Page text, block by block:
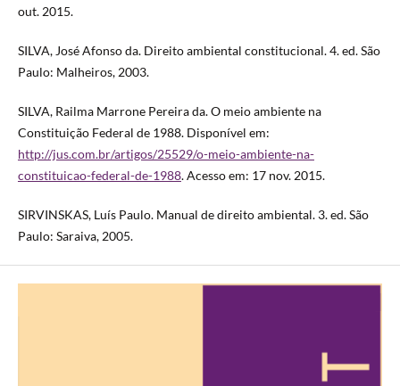
out. 2015.
SILVA, José Afonso da. Direito ambiental constitucional. 4. ed. São
Paulo: Malheiros, 2003.
SILVA, Railma Marrone Pereira da. O meio ambiente na
Constituição Federal de 1988. Disponível em:
http://jus.com.br/artigos/25529/o-meio-ambiente-na-
constituicao-federal-de-1988. Acesso em: 17 nov. 2015.
SIRVINSKAS, Luís Paulo. Manual de direito ambiental. 3. ed. São
Paulo: Saraiva, 2005.